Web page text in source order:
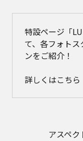
特設ページ「
て、各フォト
ンをご紹介！
詳しくはこちら
アスペク